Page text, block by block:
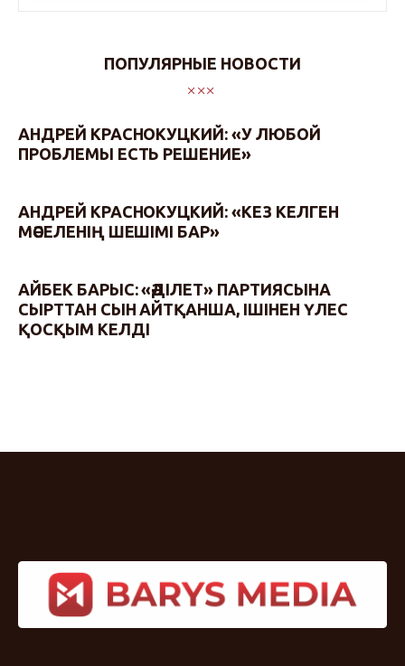
ПОПУЛЯРНЫЕ НОВОСТИ
АНДРЕЙ КРАСНОКУЦКИЙ: «У ЛЮБОЙ
ПРОБЛЕМЫ ЕСТЬ РЕШЕНИЕ»
АНДРЕЙ КРАСНОКУЦКИЙ: «КЕЗ КЕЛГЕН
МӘСЕЛЕНІҢ ШЕШІМІ БАР»
АЙБЕК БАРЫС: «ӘДІЛЕТ» ПАРТИЯСЫНА
СЫРТТАН СЫН АЙТҚАНША, ІШІНЕН ҮЛЕС
ҚОСҚЫМ КЕЛДІ